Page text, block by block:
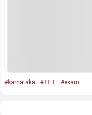
#karnataka #TET #exam